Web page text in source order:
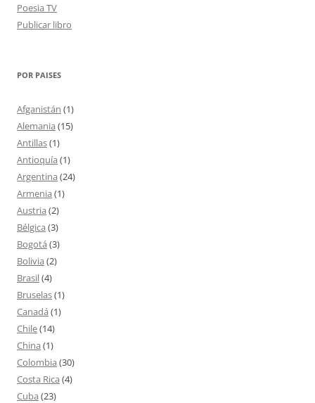
Poesia TV
Publicar libro
POR PAISES
Afganistán (1)
Alemania (15)
Antillas(1)
Antioquía (1)
Argentina (24)
Armenia (1)
Austria (2)
Bélgica (3)
Bogotá (3)
Bolivia (2)
Brasil(4)
Bruselas(1)
Canadá (1)
Chile(14)
China (1)
Colombia (30)
Costa Rica (4)
Cuba (23)